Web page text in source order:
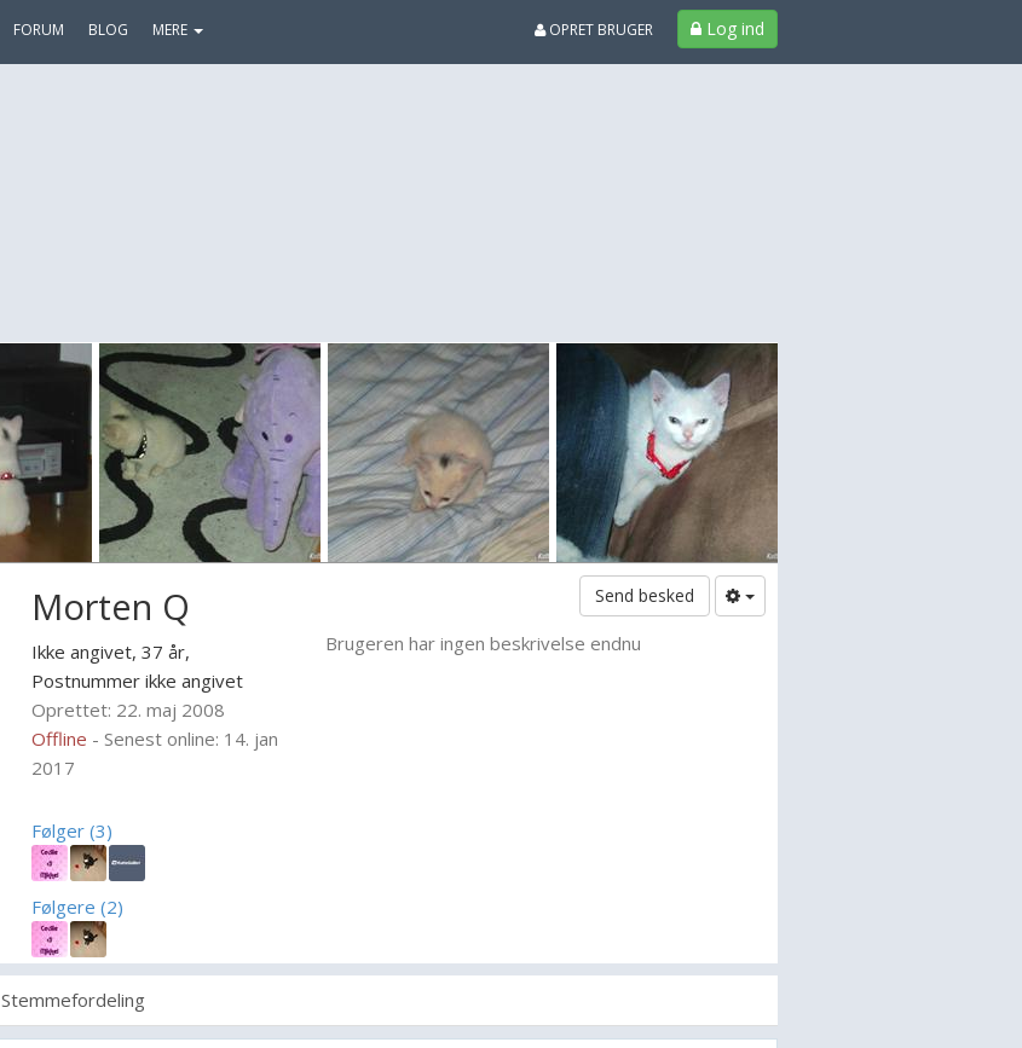
FORUM BLOG MERE Log ind
OPRET BRUGER
Morten Q
Ikke angivet, 37 år,
Postnummer ikke angivet
Oprettet: 22. maj 2008
Offline - Senest online: 14. jan
2017
Følger (3)
Følgere (2)
Send besked
Brugeren har ingen beskrivelse endnu
Stemmefordeling